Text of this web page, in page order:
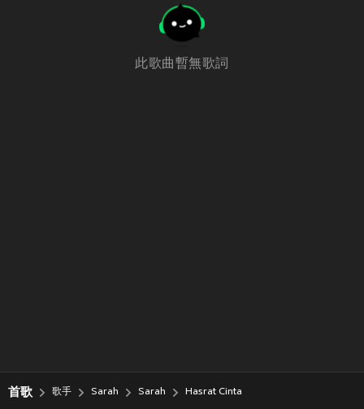
此歌曲暫無歌詞
首歌 歌手 Sarah Sarah Hasrat Cinta